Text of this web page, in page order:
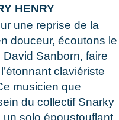
HENRY
une reprise de la
douceur, écoutons le
Sanborn, faire
claviériste
musicien que
du collectif Snarky
un solo époustouflant